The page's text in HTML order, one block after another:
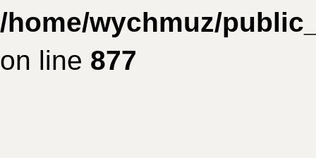
/home/wychmuz/
on line 877